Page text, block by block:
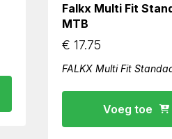
Falkx Multi Fit
MTB
€ 17.75
FALKX Multi Fit
Voeg toe